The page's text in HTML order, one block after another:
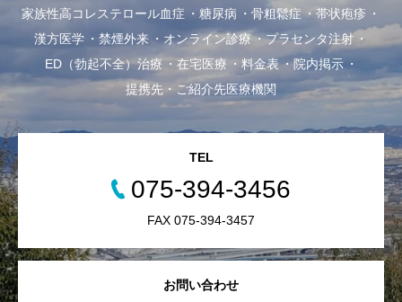
家族性高コレステロール血症
糖尿病 骨粗鬆症
帯状疱疹
漢方医学
禁煙外来 オンライン診療
プラセンタ注射
ED（勃起不全）治療
在宅医療 料金表
院内掲示
提携先・ご紹介先医療機関
お問い合わせ
TEL
075-394-3456
FAX 075-394-3457